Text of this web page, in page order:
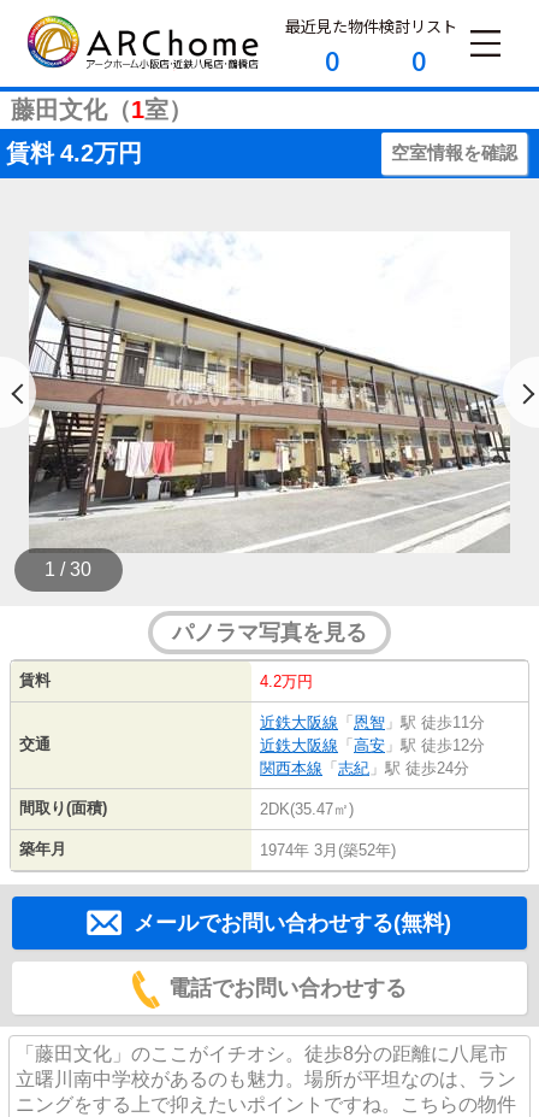
最近見た物件
0
検討リスト
0
藤田文化（1室）
賃料 4.2万円 空室情報を確認
1 / 30
パノラマ写真を見る
賃料 4.2万円
交通
近鉄大阪線 「 恩智 」駅 徒歩11分
近鉄大阪線 「 高安 」駅 徒歩12分
関西本線 「 志紀 」駅 徒歩24分
間取り(面積) 2DK(35.47㎡)
築年月 1974年 3月(築52年)
メールでお問い合わせする(無料)
電話でお問い合わせする
「藤田文化」のここがイチオシ。徒歩8分の距離に八尾市
立曙川南中学校があるのも魅力。場所が平坦なのは、ラン
ニングをする上で抑えたいポイントですね。こちらの物件